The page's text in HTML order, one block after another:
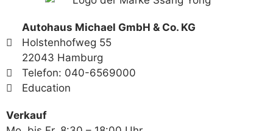
Autohaus Michael GmbH & Co. KG
Holstenhofweg 55
22043 Hamburg
Telefon: 040-6569000
Education
Verkauf